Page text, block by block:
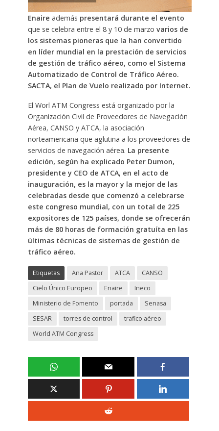
Enaire además presentará durante el evento
que se celebra entre el 8 y 10 de marzo varios de
los sistemas pioneras que la han convertido
en líder mundial en la prestación de servicios
de gestión de tráfico aéreo, como el Sistema
Automatizado de Control de Tráfico Aéreo.
SACTA, el Plan de Vuelo realizado por Internet.
El Worl ATM Congress está organizado por la
Organización Civil de Proveedores de Navegación
Aérea, CANSO y ATCA, la asociación
norteamericana que aglutina a los proveedores de
servicios de navegación aérea. La presente
edición, según ha explicado Peter Dumon,
presidente y CEO de ATCA, en el acto de
inauguración, es la mayor y la mejor de las
celebradas desde que comenzó a celebrarse
este congreso mundial, con un total de 225
expositores de 125 países, donde se ofrecerán
más de 80 horas de formación gratuíta en las
últimas técnicas de sistemas de gestión de
tráfico aéreo.
Etiquetas Ana Pastor ATCA
CANSO
Cielo Único Europeo
Enaire
Ineco
Ministerio de Fomento
portada
Senasa
SESAR
torres de control
trafico aéreo
World ATM Congress